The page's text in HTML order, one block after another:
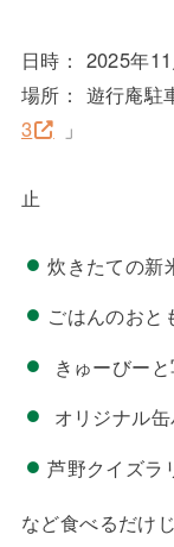
日時： 2025年
場所： 遊行庵駐
3
＊
止
炊きたての新
ごはんのおと
きゅーびー
オリジナル
芦野クイズラ
など食べるだけ